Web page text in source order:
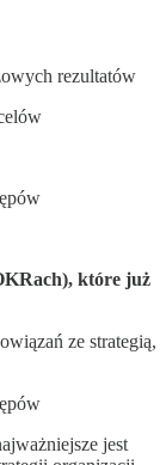
rezultatów
które już
ze strategią,
jest